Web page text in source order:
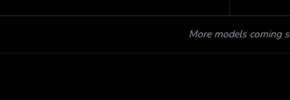
More models coming